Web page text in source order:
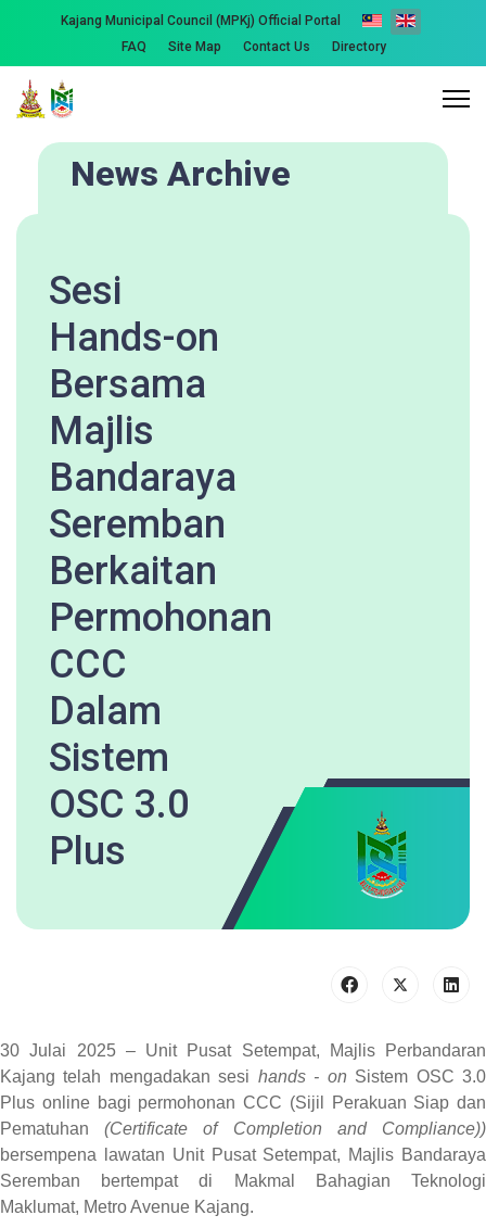
Kajang Municipal Council (MPKj) Official Portal
FAQ
Site Map Contact Us Directory
News Archive
Sesi
Hands-on
Bersama
Majlis
Bandaraya
Seremban
Berkaitan
Permohonan
CCC
Dalam
Sistem
OSC 3.0
Plus
30 Julai 2025 – Unit Pusat Setempat, Majlis Perbandaran
Kajang telah mengadakan sesi hands - on Sistem OSC 3.0
Plus online bagi permohonan CCC (Sijil Perakuan Siap dan
Pematuhan(Certificate of Completion and Compliance))
bersempena lawatan Unit Pusat Setempat, Majlis Bandaraya
Seremban bertempat di Makmal Bahagian Teknologi
Maklumat, Metro Avenue Kajang.